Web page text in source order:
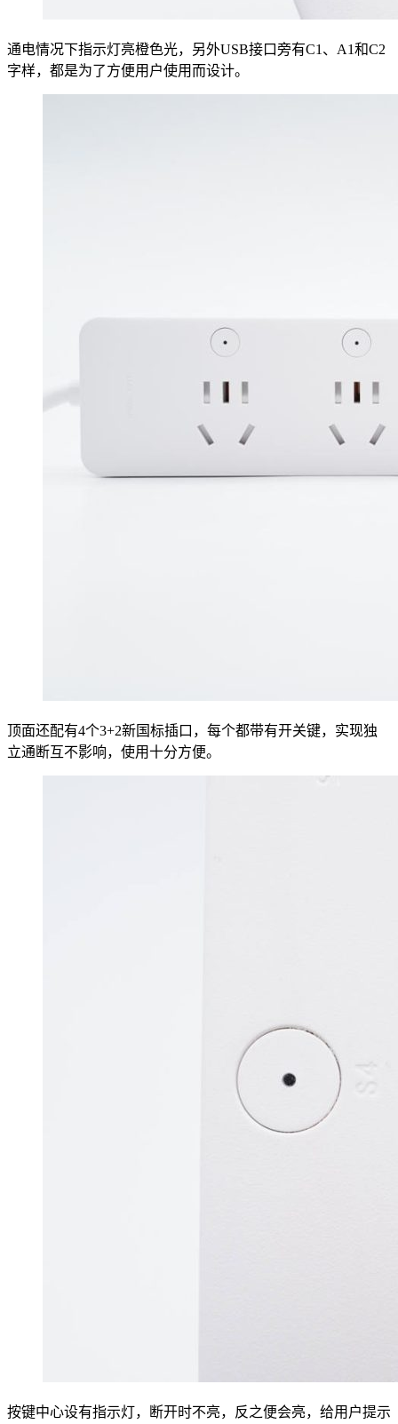
通电情况下指示灯亮橙色光，另外USB接口旁有C1、A1和C2
字样，都是为了方便用户使用而设计。
顶面还配有4个3+2新国标插口，每个都带有开关键，实现独
立通断互不影响，使用十分方便。
按键中心设有指示灯，断开时不亮，反之便会亮，给用户提示